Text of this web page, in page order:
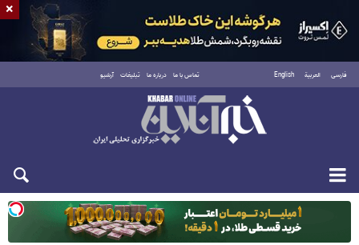
فارسی العربية English تماس با ما درباره ما تبلیغات آرشیو
یکشنبه ۱۸ مرداد ۱۴۰۵
×